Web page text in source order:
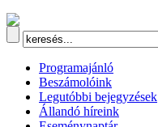
Programajánló
Beszámolóink
Legutóbbi bejegyzések
Állandó híreink